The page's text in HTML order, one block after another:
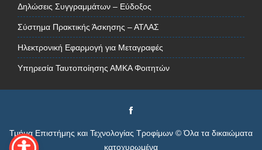
Δηλώσεις Συγγραμμάτων – Εύδοξος
Σύστημα Πρακτικής Άσκησης – ΑΤΛΑΣ
Ηλεκτρονική Εφαρμογή για Μεταγραφές
Υπηρεσία Ταυτοποίησης ΑΜΚΑ Φοιτητών
Τμήμα Επιστήμης και Τεχνολογίας Τροφίμων © Όλα τα δικαιώματα
κατοχυρωμένα